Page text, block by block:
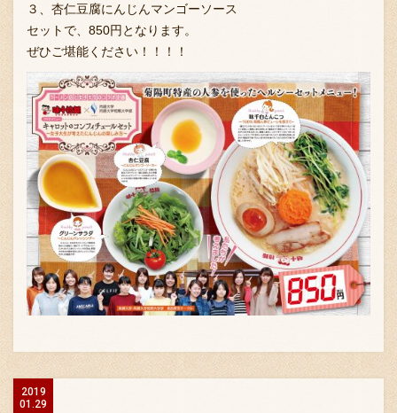
３、杏仁豆腐にんじんマンゴーソース
セットで、850円となります。
ぜひご堪能ください！！！！
2019
01.29